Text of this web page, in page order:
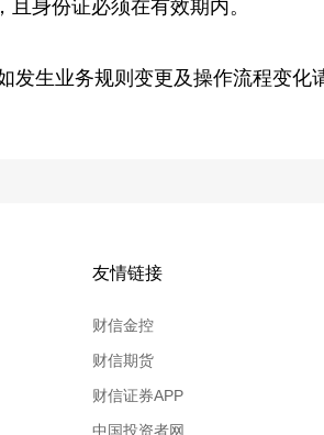
身份证必须在有效期内。
发生业务规则变更及操作流程变
友情链接
财信金控
财信期货
财信证券APP
中国投资者网